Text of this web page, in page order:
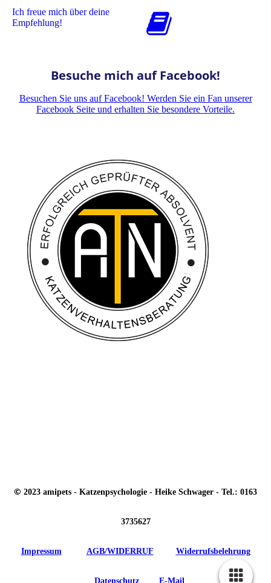
Ich freue mich über deine
Empfehlung!
Besuche mich auf Facebook!
Besuchen Sie uns auf Facebook! Werden Sie ein Fan unserer
Facebook Seite und erhalten Sie besondere Vorteile.
© 2023 amipets - Katzenpsychologie - Heike Schwager - Tel.: 0163
3735627
Impressum AGB/WIDERRUF Widerrufsbelehrung
Datenschutz E-Mail